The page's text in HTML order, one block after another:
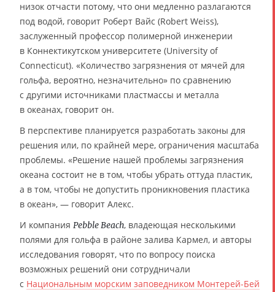
низок отчасти потому, что они медленно разлагаются
под водой, говорит Роберт Вайс (Robert Weiss),
заслуженный профессор полимерной инженерии
в Коннектикутском университете (University of
Connecticut). «Количество загрязнения от мячей для
гольфа, вероятно, незначительно» по сравнению
с другими источниками пластмассы и металла
в океанах, говорит он.
В перспективе планируется разработать законы для
решения или, по крайней мере, ограничения масштаба
проблемы. «Решение нашей проблемы загрязнения
океана состоит не в том, чтобы убрать оттуда пластик,
а в том, чтобы не допустить проникновения пластика
в океан», — говорит Алекс.
И компания Pebble Beach, владеющая несколькими
полями для гольфа в районе залива Кармел, и авторы
исследования говорят, что по вопросу поиска
возможных решений они сотрудничали
с Национальным морским заповедником Монтерей-Бей